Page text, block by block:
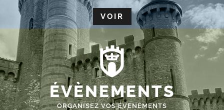
VOIR
ÉVÈNEMENTS
ORGANISEZ VOS EVENEMENTS